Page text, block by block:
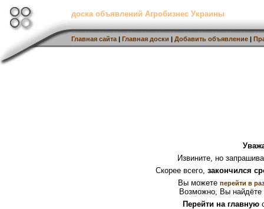
доска объявлений Агробизнес Украины
Главная сайта | Главная доски | Добавить объявление |
Извините, но
Скорее всего, закончился
Вы можете перейти в
Возможно, Вы найдёте
Перейти на главную